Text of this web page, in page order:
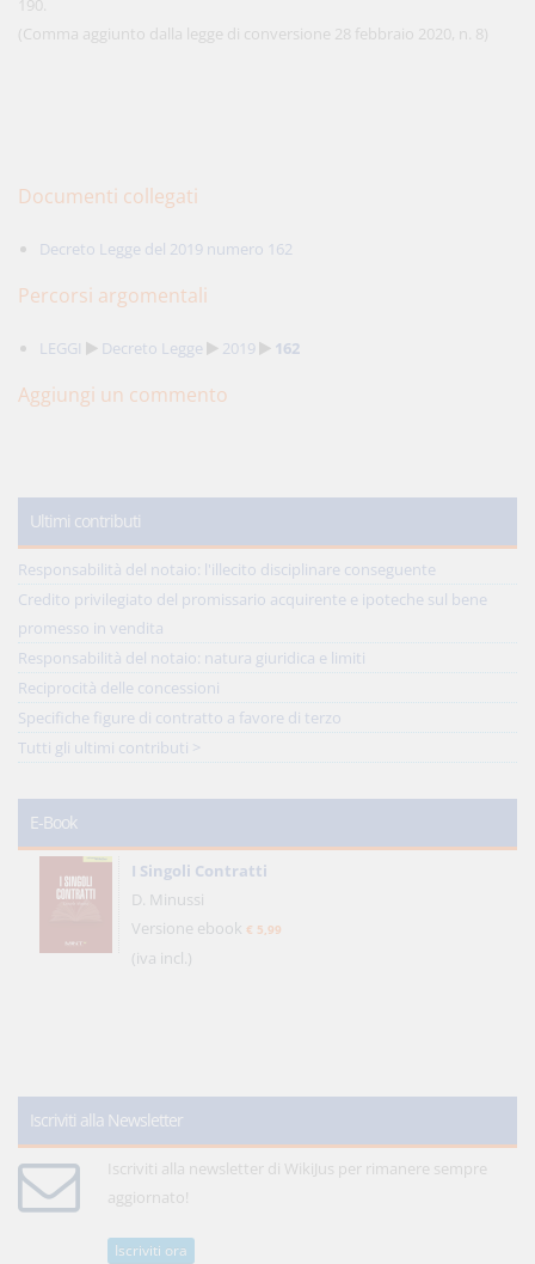
190.
(Comma aggiunto dalla legge di conversione 28 febbraio 2020, n. 8)
Documenti collegati
Decreto Legge del 2019 numero 162
Percorsi argomentali
LEGGI Decreto Legge 2019 162
Aggiungi un commento
Ultimi contributi
Responsabilità del notaio: l'illecito disciplinare conseguente
Credito privilegiato del promissario acquirente e ipoteche sul bene
promesso in vendita
Responsabilità del notaio: natura giuridica e limiti
Reciprocità delle concessioni
Specifiche figure di contratto a favore di terzo
Tutti gli ultimi contributi >
E-Book
I Singoli Contratti
D. Minussi
Versione ebook € 5,99
(iva incl.)
Iscriviti alla Newsletter
Iscriviti alla newsletter di WikiJus per rimanere sempre
aggiornato!
Iscriviti ora